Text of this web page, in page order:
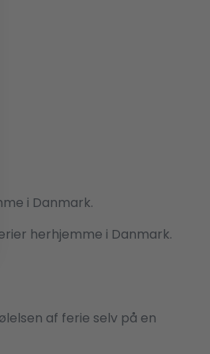
i Danmark.
herhjemme i Danmark.
af ferie selv på en